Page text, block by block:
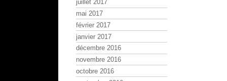
juillet 2017
mai 2017
février 2017
janvier 2017
décembre 2016
novembre 2016
octobre 2016